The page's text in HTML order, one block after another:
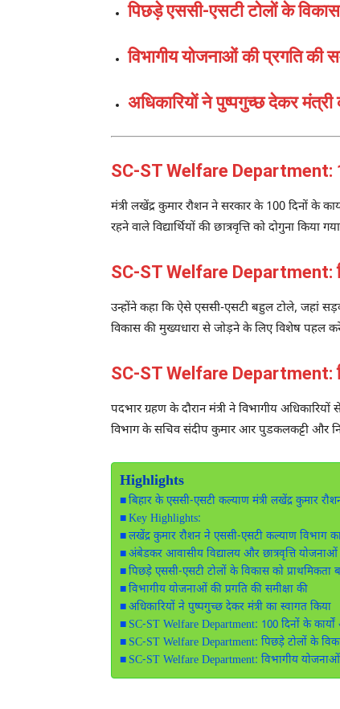
पिछड़े एससी-एसटी टोलों के विकास
विभागीय योजनाओं की प्रगति की
अधिकारियों ने पुष्पगुच्छ देकर मंत्री
SC-ST Welfare Department:
मंत्री लखेंद्र कुमार रौशनने सरकार के 100 दिनों के
रहने वाले विद्यार्थियों की छात्रवृत्ति को दोगुना
SC-ST Welfare Department:
उन्होंने कहा कि ऐसे एससी-एसटी बहुल टोले, जहां
विकास की मुख्यधारा से जोड़ने के लिए विशेष पहल
SC-ST Welfare Department:
पदभार ग्रहण के दौरान मंत्री ने विभागीय
विभाग के सचिवसंदीप कुमार आर पुडकलकट्टी और
Highlights
बिहार के एससी-एसटी कल्याण मंत्री लखेंद्र कुमार
Key Highlights:
लखेंद्र कुमार रौशन ने एससी-एसटी कल्याण विभाग
अंबेडकर आवासीय विद्यालय और छात्रवृत्ति योजनाओं
पिछड़े एससी-एसटी टोलों के विकास को प्राथमिकता
विभागीय योजनाओं की प्रगति की समीक्षा की
अधिकारियों ने पुष्पगुच्छ देकर मंत्री का स्वागत किया
SC-ST Welfare Department: 100 दिनों के
SC-ST Welfare Department: पिछड़े टोलों के
SC-ST Welfare Department: विभागीय योजनाओं